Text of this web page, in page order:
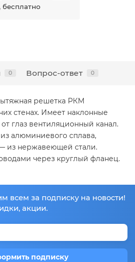
0 Вопрос-ответ 0
решетка РКМ
стенах. Имеет наклонные
глаз вентиляционный канал.
алюминиевого сплава,
из нержавеющей стали.
через круглый фланец.
всем за подписку на новости!
акции.
подписку